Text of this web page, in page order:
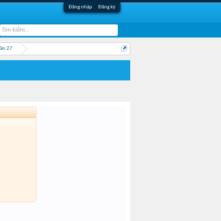
Đăng nhập Đăng ký
27